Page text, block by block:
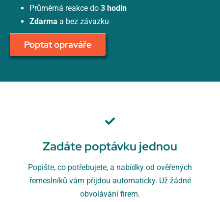
Průměrná reakce do 3 hodin
Zdarma a bez závazku
Poptat opraváře
Zadáte poptávku jednou
Popište, co potřebujete, a nabídky od ověřených
řemeslníků vám přijdou automaticky. Už žádné
obvolávání firem.